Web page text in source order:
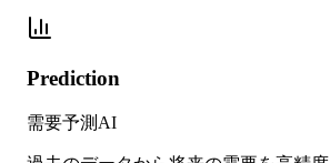
Prediction
需要予測AI